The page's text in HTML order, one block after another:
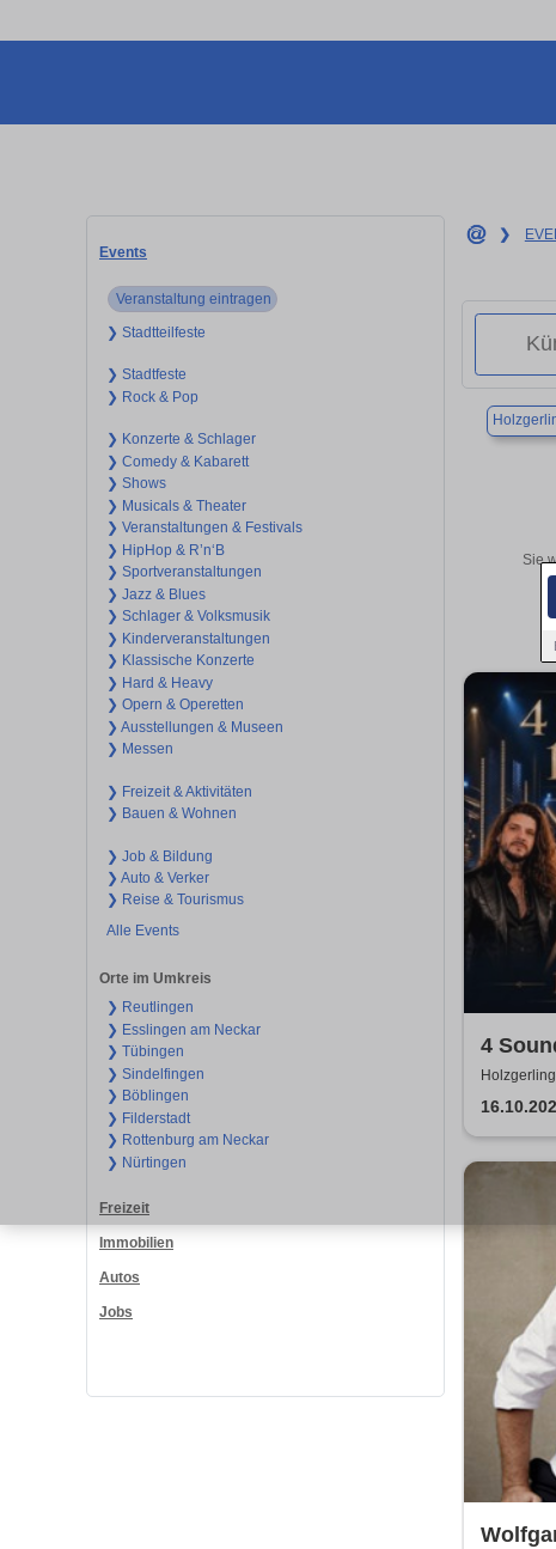
Events
Veranstaltung eintragen
❯ Stadtteilfeste
❯ Stadtfeste
❯ Rock & Pop
❯ Konzerte & Schlager
❯ Comedy & Kabarett
❯ Shows
❯ Musicals & Theater
❯ Veranstaltungen & Festivals
❯ HipHop & R’n‘B
❯ Sportveranstaltungen
❯ Jazz & Blues
❯ Schlager & Volksmusik
❯ Kinderveranstaltungen
❯ Klassische Konzerte
❯ Hard & Heavy
❯ Opern & Operetten
❯ Ausstellungen & Museen
❯ Messen
❯ Freizeit & Aktivitäten
❯ Bauen & Wohnen
❯ Job & Bildung
❯ Auto & Verker
❯ Reise & Tourismus
Alle Events
Orte im Umkreis
❯ Reutlingen
❯ Esslingen am Neckar
❯ Tübingen
❯ Sindelfingen
❯ Böblingen
❯ Filderstadt
❯ Rottenburg am Neckar
❯ Nürtingen
Freizeit
Immobilien
Autos
Jobs
❯
Sie
4